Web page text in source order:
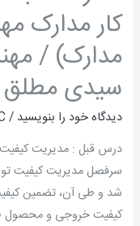
کار مدارک
مدارک) /
سیدی مطلق
دیدگاه‌ خود را بنویسید /
درس قبل : مدیریت
سرفصل مدیریت کیفیت
شد و طی آن، تضمین
کیفیت خروجی و محصول
(تولید
مدارک)
/
سید
مسعود
سیدی
مطلق